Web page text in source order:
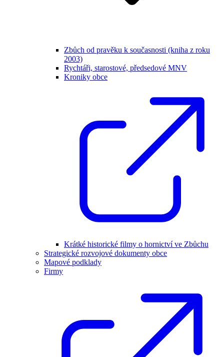
Zbůch od pravěku k současnosti (kniha z roku
2003)
Rychtáři, starostové, předsedové MNV
Kroniky obce
Krátké historické filmy o hornictví ve Zbůchu
Strategické rozvojové dokumenty obce
Mapové podklady
Firmy